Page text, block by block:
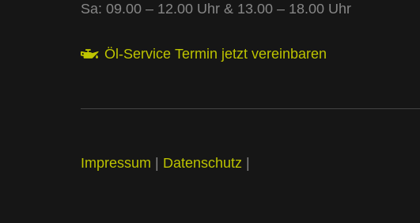
Sa: 09.00 – 12.00 Uhr & 13.00 – 18.00 Uhr
Öl-Service Termin jetzt vereinbaren
Impressum Datenschutz